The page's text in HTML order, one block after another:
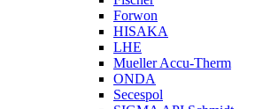
Forwon
HISAKA
LHE
Mueller Accu-Therm
ONDA
Secespol